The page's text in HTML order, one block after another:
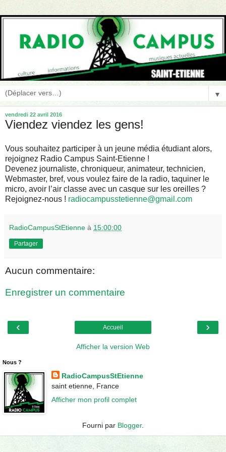
▼
vendredi 22 avril 2016
Viendez viendez les gens!
Vous souhaitez participer à un jeune média étudiant alors,
rejoignez Radio Campus Saint-Etienne !
Devenez journaliste, chroniqueur, animateur, technicien,
Webmaster, bref, vous voulez faire de la radio, taquiner le
micro, avoir l’air classe avec un casque sur les oreilles ?
Rejoignez-nous ! radiocampusstetienne@gmail.com
RadioCampusStEtienne à 15:00:00
Partager
Aucun commentaire:
Enregistrer un commentaire
‹ ›
Accueil
Afficher la version Web
Nous ?
RadioCampusStEtienne
saint etienne, France
Afficher mon profil complet
Fourni par Blogger.